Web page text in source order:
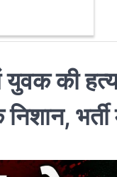
युवक की
निशान,